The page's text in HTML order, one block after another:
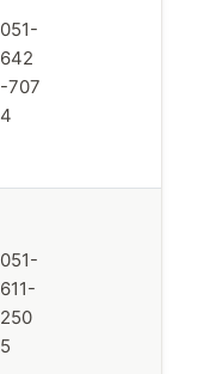
051-
642
-707
4
051-
611-
250
5